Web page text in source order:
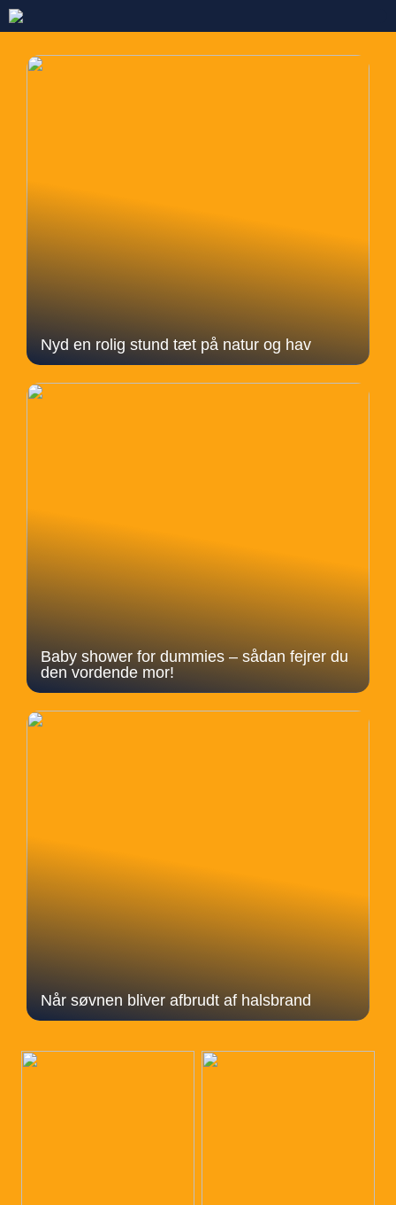
Nyd en rolig stund tæt på natur og hav
Baby shower for dummies – sådan fejrer du
den vordende mor!
Når søvnen bliver afbrudt af halsbrand